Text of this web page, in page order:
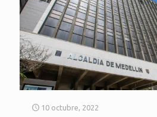
10 octubre, 2022